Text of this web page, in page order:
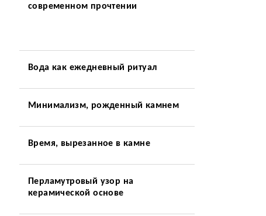
современном прочтении
Вода как ежедневный ритуал
Минимализм, рожденный камнем
Время, вырезанное в камне
Перламутровый узор на
керамической основе